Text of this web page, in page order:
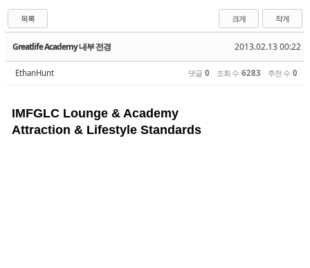
목록 크게 작게
2013.02.13 00:22
Greatlife Academy 내부 전경
EthanHunt 댓글 0 조회 수 6283 추천 수 0
IMFGLC Lounge & Academy
Attraction & Lifestyle Standards